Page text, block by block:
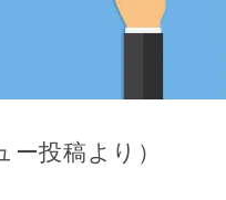
投稿より）